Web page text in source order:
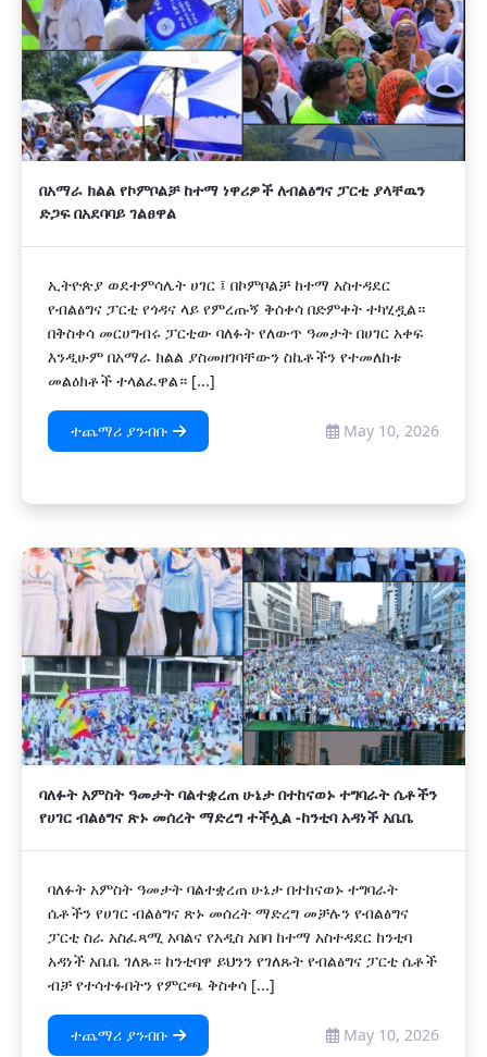
በአማራ ክልል የኮምቦልቻ ከተማ ነዋሪዎች ለብልፅግና ፓርቲ ያላቸዉን
ድጋፍ በአደባባይ ገልፀዋል
ኢትዮጵያ ወደተምሳሌት ሀገር ፤ በኮምቦልቻ ከተማ አስተዳደር
የብልፅግና ፓርቲ የጎዳና ላይ የምረጡኝ ቅሰቀሳ በድምቀት ተካሂዷል።
በቅስቀሳ መርሀግብሩ ፓርቲው ባለፉት የለውጥ ዓመታት በሀገር አቀፍ
እንዲሁም በአማራ ክልል ያስመዘገባቸውን ስኬቶችን የተመለከቱ
መልዕክቶች ተላልፈዋል። [...]
ተጨማሪ ያንብቡ May 10, 2026
ባለፉት አምስት ዓመታት ባልተቋረጠ ሁኔታ በተከናወኑ ተግባራት ሴቶችን
የሀገር ብልፅግና ጽኑ መሰረት ማድረግ ተችሏል -ከንቲባ አዳነች አቤቤ
ባለፉት አምስት ዓመታት ባልተቋረጠ ሁኔታ በተከናወኑ ተግባራት
ሴቶችን የሀገር ብልፅግና ጽኑ መሰረት ማድረግ መቻሉን የብልፅግና
ፓርቲ ስራ አስፈጻሚ አባልና የአዲስ አበባ ከተማ አስተዳደር ከንቲባ
አዳነች አቤቤ ገለጹ። ከንቲባዋ ይህንን የገለጹት የብልፅግና ፓርቲ ሴቶች
ብቻ የተሳተፉበትን የምርጫ ቅስቀሳ [...]
ተጨማሪ ያንብቡ May 10, 2026